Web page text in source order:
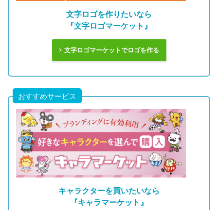
文字ロゴを作りたいなら
『文字ロゴマーケット』
文字ロゴマーケットでロゴを作る
おすすめサービス
キャラクターを買いたいなら
『キャラマーケット』